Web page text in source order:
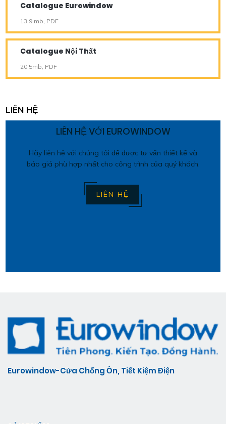
Catalogue Eurowindow
13.9 mb, PDF
Catalogue Nội Thất
20.5mb, PDF
LIÊN HỆ
LIÊN HỆ VỚI EUROWINDOW
Hãy liên hệ với chúng tôi để được tư vấn thiết kế và
báo giá phù hợp nhất cho công trình của quý khách.
LIÊN HỆ
Eurowindow-Cửa Chống Ồn, Tiết Kiệm Điện